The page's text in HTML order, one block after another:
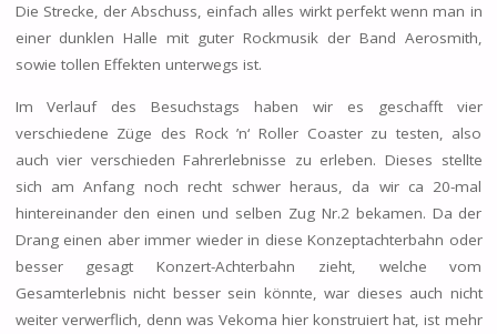
Die Strecke, der Abschuss, einfach alles wirkt perfekt wenn man in
einer dunklen Halle mit guter Rockmusik der Band Aerosmith,
sowie tollen Effekten unterwegs ist.
Im Verlauf des Besuchstags haben wir es geschafft vier
verschiedene Züge des Rock ’n‘ Roller Coaster zu testen, also
auch vier verschieden Fahrerlebnisse zu erleben. Dieses stellte
sich am Anfang noch recht schwer heraus, da wir ca 20-mal
hintereinander den einen und selben Zug Nr.2 bekamen. Da der
Drang einen aber immer wieder in diese Konzeptachterbahn oder
besser gesagt Konzert-Achterbahn zieht, welche vom
Gesamterlebnis nicht besser sein könnte, war dieses auch nicht
weiter verwerflich, denn was Vekoma hier konstruiert hat, ist mehr